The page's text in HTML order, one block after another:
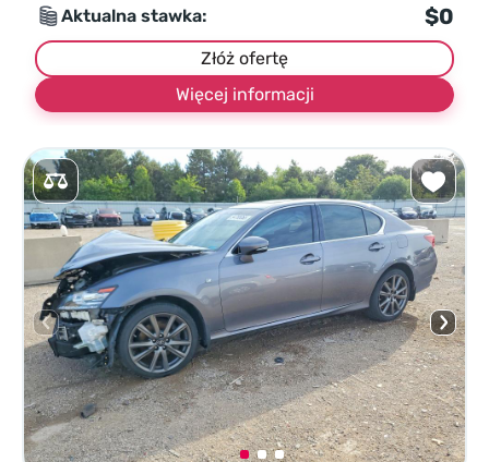
Aktualna stawka:
$0
Złóż ofertę
Więcej informacji